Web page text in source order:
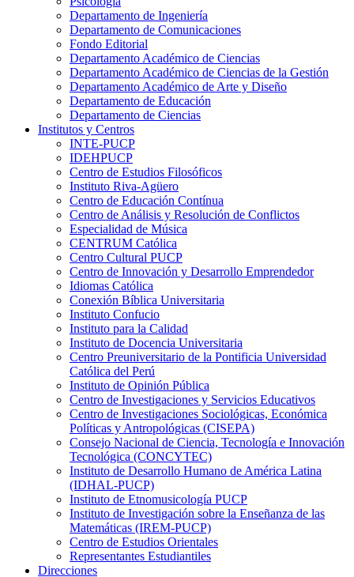
Departamento de Ingeniería
Departamento de Comunicaciones
Fondo Editorial
Departamento Académico de Ciencias
Departamento Académico de Ciencias de la Gestión
Departamento Académico de Arte y Diseño
Departamento de Educación
Departamento de Ciencias
Institutos y Centros
INTE-PUCP
IDEHPUCP
Centro de Estudios Filosóficos
Instituto Riva-Agüero
Centro de Educación Contínua
Centro de Análisis y Resolución de Conflictos
Especialidad de Música
CENTRUM Católica
Centro Cultural PUCP
Centro de Innovación y Desarrollo Emprendedor
Idiomas Católica
Conexión Bíblica Universitaria
Instituto Confucio
Instituto para la Calidad
Instituto de Docencia Universitaria
Centro Preuniversitario de la Pontificia Universidad
Católica del Perú
Instituto de Opinión Pública
Centro de Investigaciones y Servicios Educativos
Centro de Investigaciones Sociológicas, Económica
Políticas y Antropológicas (CISEPA)
Consejo Nacional de Ciencia, Tecnología e Innovación
Tecnológica (CONCYTEC)
Instituto de Desarrollo Humano de América Latina
(IDHAL-PUCP)
Instituto de Etnomusicología PUCP
Instituto de Investigación sobre la Enseñanza de las
Matemáticas (IREM-PUCP)
Centro de Estudios Orientales
Representantes Estudiantiles
Direcciones